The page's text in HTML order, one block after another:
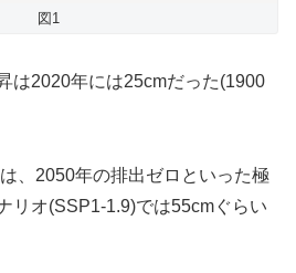
図1
は2020年には25cmだった(1900
、2050年の排出ゼロといった極
リオ(SSP1-1.9)では55cmぐらい